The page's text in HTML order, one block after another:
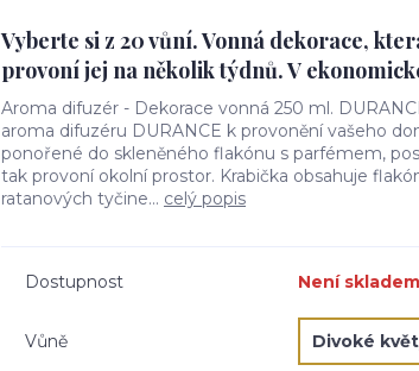
Vyberte si z 20 vůní. Vonná dekorace,
provoní jej na několik týdnů. V
Aroma difuzér - Dekorace vonná 250 ml.
aroma difuzéru DURANCE k provonění vašeho
ponořené do skleněného flakónu s parfémem,
tak provoní okolní prostor. Krabička obsahuje
ratanových tyčine... celý popis
Dostupnost Není skladem
Vůně